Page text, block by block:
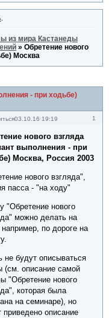
.
из мира Кастанеды
»Обретение нового
Москва
- при ходьбе)
1
03.10.16 19:19
нового взгляда
выполнения - при
Москва, Россия 2003
нового взгляда",
пасса - "на ходу"
"Обретение нового
можно делать на
по дороге на
не будут описываться
(см. описание самой
"Обретение нового
которая была
на семинаре), но
приведено описание